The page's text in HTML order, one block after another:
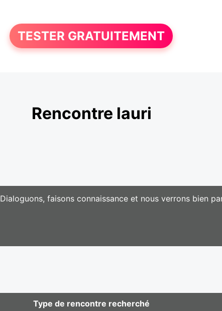
TESTER GRATUITEMENT
Rencontre lauri
Dialoguons, faisons connaissance et nous verrons bien
Type de rencontre recherché